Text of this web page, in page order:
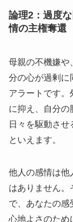
論理2：過度
情の主権奪還
母親の不機嫌や
分の心が過剰に
アラートです。
に抑え、自分の
日々を駆動さ
といえます。
他人の感情は他
はありません。
で、あなたの感
心地よさのため